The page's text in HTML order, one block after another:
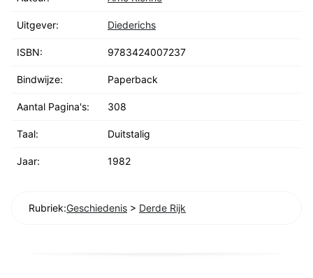
Uitgever: Diederichs
ISBN: 9783424007237
Bindwijze: Paperback
Aantal Pagina's: 308
Taal: Duitstalig
Jaar: 1982
Rubriek:Geschiedenis > Derde Rijk